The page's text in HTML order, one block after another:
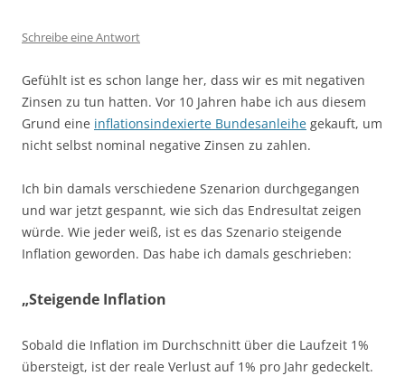
Schreibe eine Antwort
Gefühlt ist es schon lange her, dass wir es mit negativen
Zinsen zu tun hatten. Vor 10 Jahren habe ich aus diesem
Grund eine inflationsindexierte Bundesanleihe gekauft, um
nicht selbst nominal negative Zinsen zu zahlen.
Ich bin damals verschiedene Szenarion durchgegangen
und war jetzt gespannt, wie sich das Endresultat zeigen
würde. Wie jeder weiß, ist es das Szenario steigende
Inflation geworden. Das habe ich damals geschrieben:
„Steigende Inflation
Sobald die Inflation im Durchschnitt über die Laufzeit 1%
übersteigt, ist der reale Verlust auf 1% pro Jahr gedeckelt.